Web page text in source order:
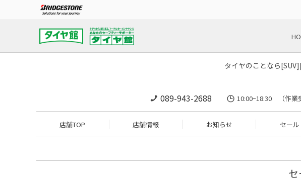
タイヤのことなら
089-943-2688 10:00~18:30 （作業
店舗TOP 店舗情報 お知らせ セー